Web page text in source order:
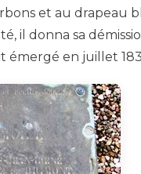
et au drapeau
il donna sa
émergé en juillet